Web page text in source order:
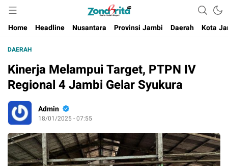
Berita Harian Negeri
Home
Headline Nusantara Provinsi Jambi Daerah Kota
DAERAH
Kinerja Melampui Target, PTPN IV
Regional 4 Jambi Gelar Syukura
Admin
18/01/2025 - 07:55